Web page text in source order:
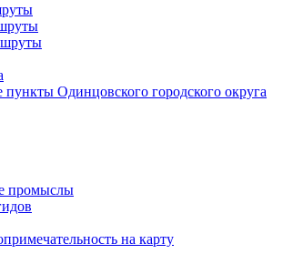
пункты Одинцовского городского округа
промыслы
на карту